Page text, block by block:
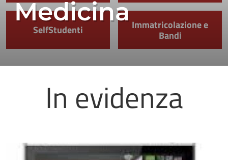
Medicina
SelfStudenti Immatricolazione e
Bandi
In evidenza